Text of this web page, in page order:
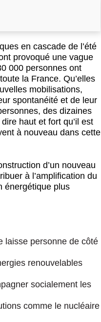
en cascade de l’été
provoqué une vague
000 personnes ont
la France. Qu’elles
mobilisations,
spontanéité et de leur
des dizaines
haut et fort qu’il est
à nouveau dans cette
d’un nouveau
à l’amplification du
énergétique plus
laisse personne de côté
renouvelables
socialement les
comme le nucléaire